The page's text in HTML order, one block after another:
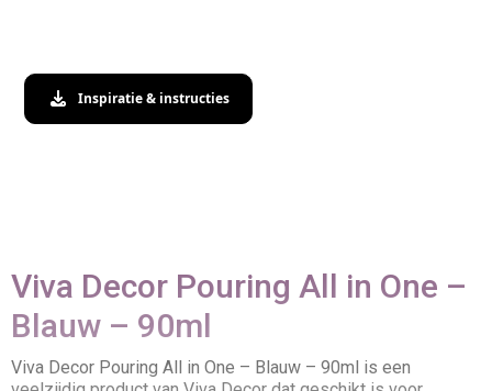
Inspiratie & instructies
Viva Decor Pouring All in One –
Blauw – 90ml
Viva Decor Pouring All in One – Blauw – 90ml is een